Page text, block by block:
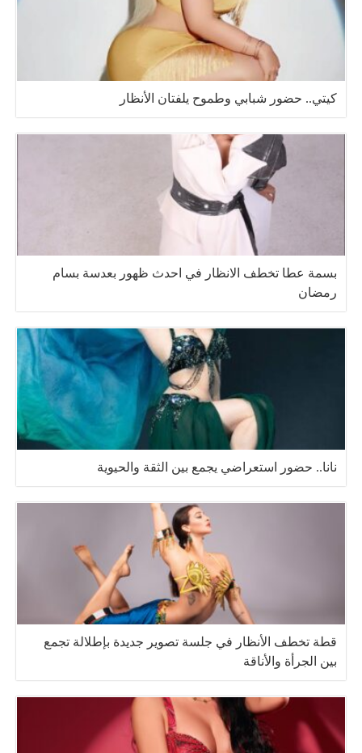
كيتي.. حضور شبابي وطموح يلفتان الأنظار
بسمة عطا تخطف الانظار في احدث ظهور بعدسة بسام
رمضان
نانا.. حضور استعراضي يجمع بين الثقة والحيوية
قطة تخطف الأنظار في جلسة تصوير جديدة بإطلالة تجمع
بين الجرأة والأناقة